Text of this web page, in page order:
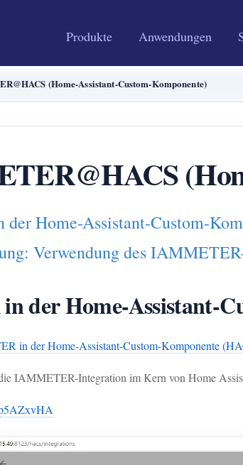
Produkte Anwendungen
(Home-Assistant-Custom-Komponente)
Home-Assistant-Custom-
Verwendung des
der Home-Assistant-
in der Home-Assistant-Custom-Komponente
IAMMETER-Integration im Kern von Home